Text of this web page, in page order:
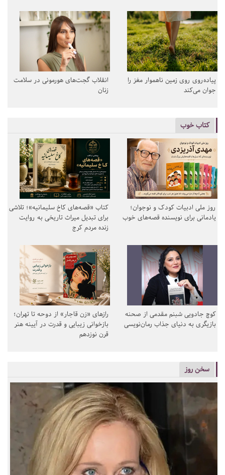
پیاده‌روی روی زمین ناهموار مغز را
جوان می‌کند
انقلاب گجت‌های هورمونی در سلامت
زنان
کتاب خوب
روز ملی ادبیات کودک و نوجوان؛
یادمانی برای نویسنده قصه‌های خوب
کتاب «قصه‌های کاخ سلیمانیه»؛ تلاشی
برای تبدیل میراث تاریخی به روایت
زنده مردم کرج
کوچ جادویی شبنم مقدمی از صحنه
بازیگری به دنیای جذاب رمان‌نویسی
رازهای «زن قاجار» از دوحه تا تهران؛
بازخوانی زیبایی و قدرت در آیینه هنر
قرن نوزدهم
سخن روز